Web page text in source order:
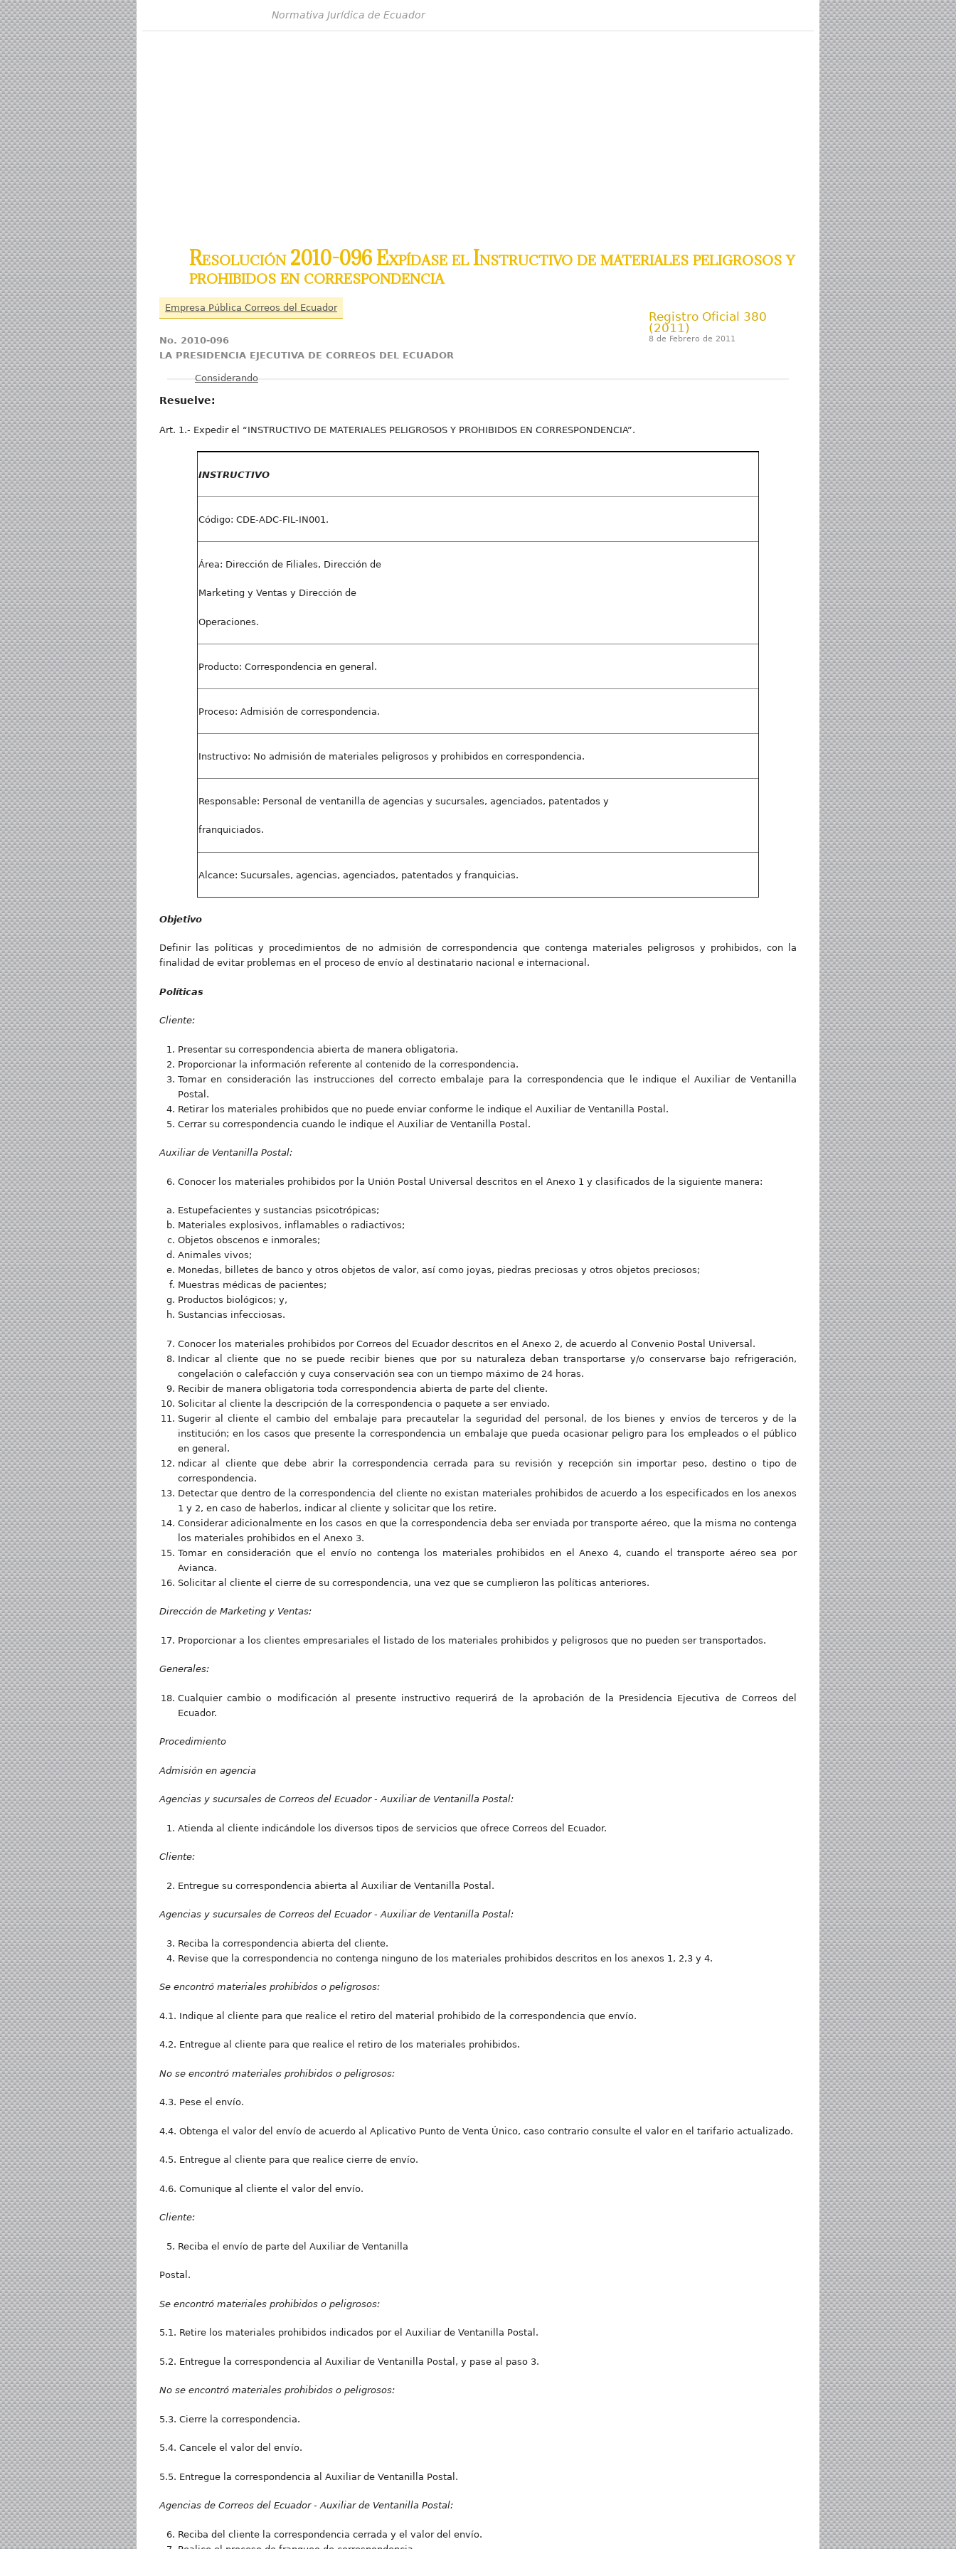
Normativa Jurídica de Ecuador
Resolución 2010-096 Expídase el Instructivo de materiales peligrosos y
prohibidos en correspondencia
Empresa Pública Correos del Ecuador
Registro Oficial 380
(2011)
8 de Febrero de 2011
No. 2010-096
LA PRESIDENCIA EJECUTIVA DE CORREOS DEL ECUADOR
Mostrar
Considerando
Resuelve:
Art. 1.- Expedir el “INSTRUCTIVO DE MATERIALES PELIGROSOS Y PROHIBIDOS EN CORRESPONDENCIA”.
INSTRUCTIVO
Código: CDE-ADC-FIL-IN001.
Área: Dirección de Filiales, Dirección de
Marketing y Ventas y Dirección de
Operaciones.
Producto: Correspondencia en general.
Proceso: Admisión de correspondencia.
Instructivo: No admisión de materiales peligrosos y prohibidos en correspondencia.
Responsable: Personal de ventanilla de agencias y sucursales, agenciados, patentados y
franquiciados.
Alcance: Sucursales, agencias, agenciados, patentados y franquicias.
Objetivo
Definir las políticas y procedimientos de no admisión de correspondencia que contenga materiales peligrosos y prohibidos, con la
finalidad de evitar problemas en el proceso de envío al destinatario nacional e internacional.
Políticas
Cliente:
Presentar su correspondencia abierta de manera obligatoria.
Proporcionar la información referente al contenido de la correspondencia.
Tomar en consideración las instrucciones del correcto embalaje para la correspondencia que le indique el Auxiliar de Ventanilla
Postal.
Retirar los materiales prohibidos que no puede enviar conforme le indique el Auxiliar de Ventanilla Postal.
Cerrar su correspondencia cuando le indique el Auxiliar de Ventanilla Postal.
Auxiliar de Ventanilla Postal:
Conocer los materiales prohibidos por la Unión Postal Universal descritos en el Anexo 1 y clasificados de la siguiente manera:
Estupefacientes y sustancias psicotrópicas;
Materiales explosivos, inflamables o radiactivos;
Objetos obscenos e inmorales;
Animales vivos;
Monedas, billetes de banco y otros objetos de valor, así como joyas, piedras preciosas y otros objetos preciosos;
Muestras médicas de pacientes;
Productos biológicos; y,
Sustancias infecciosas.
Conocer los materiales prohibidos por Correos del Ecuador descritos en el Anexo 2, de acuerdo al Convenio Postal Universal.
Indicar al cliente que no se puede recibir bienes que por su naturaleza deban transportarse y/o conservarse bajo refrigeración,
congelación o calefacción y cuya conservación sea con un tiempo máximo de 24 horas.
Recibir de manera obligatoria toda correspondencia abierta de parte del cliente.
Solicitar al cliente la descripción de la correspondencia o paquete a ser enviado.
Sugerir al cliente el cambio del embalaje para precautelar la seguridad del personal, de los bienes y envíos de terceros y de la
institución; en los casos que presente la correspondencia un embalaje que pueda ocasionar peligro para los empleados o el público
en general.
ndicar al cliente que debe abrir la correspondencia cerrada para su revisión y recepción sin importar peso, destino o tipo de
correspondencia.
Detectar que dentro de la correspondencia del cliente no existan materiales prohibidos de acuerdo a los especificados en los anexos
1 y 2, en caso de haberlos, indicar al cliente y solicitar que los retire.
Considerar adicionalmente en los casos en que la correspondencia deba ser enviada por transporte aéreo, que la misma no contenga
los materiales prohibidos en el Anexo 3.
Tomar en consideración que el envío no contenga los materiales prohibidos en el Anexo 4, cuando el transporte aéreo sea por
Avianca.
Solicitar al cliente el cierre de su correspondencia, una vez que se cumplieron las políticas anteriores.
Dirección de Marketing y Ventas:
Proporcionar a los clientes empresariales el listado de los materiales prohibidos y peligrosos que no pueden ser transportados.
Generales:
Cualquier cambio o modificación al presente instructivo requerirá de la aprobación de la Presidencia Ejecutiva de Correos del
Ecuador.
Procedimiento
Admisión en agencia
Agencias y sucursales de Correos del Ecuador - Auxiliar de Ventanilla Postal:
Atienda al cliente indicándole los diversos tipos de servicios que ofrece Correos del Ecuador.
Cliente:
Entregue su correspondencia abierta al Auxiliar de Ventanilla Postal.
Agencias y sucursales de Correos del Ecuador - Auxiliar de Ventanilla Postal:
Reciba la correspondencia abierta del cliente.
Revise que la correspondencia no contenga ninguno de los materiales prohibidos descritos en los anexos 1, 2,3 y 4.
Se encontró materiales prohibidos o peligrosos:
4.1. Indique al cliente para que realice el retiro del material prohibido de la correspondencia que envío.
4.2. Entregue al cliente para que realice el retiro de los materiales prohibidos.
No se encontró materiales prohibidos o peligrosos:
4.3. Pese el envío.
4.4. Obtenga el valor del envío de acuerdo al Aplicativo Punto de Venta Único, caso contrario consulte el valor en el tarifario actualizado.
4.5. Entregue al cliente para que realice cierre de envío.
4.6. Comunique al cliente el valor del envío.
Cliente:
Reciba el envío de parte del Auxiliar de Ventanilla
Postal.
Se encontró materiales prohibidos o peligrosos:
5.1. Retire los materiales prohibidos indicados por el Auxiliar de Ventanilla Postal.
5.2. Entregue la correspondencia al Auxiliar de Ventanilla Postal, y pase al paso 3.
No se encontró materiales prohibidos o peligrosos:
5.3. Cierre la correspondencia.
5.4. Cancele el valor del envío.
5.5. Entregue la correspondencia al Auxiliar de Ventanilla Postal.
Agencias de Correos del Ecuador - Auxiliar de Ventanilla Postal:
Reciba del cliente la correspondencia cerrada y el valor del envío.